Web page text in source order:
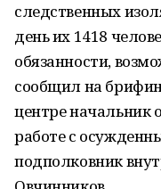
следственных
день их 1418
обязанности,
сообщил на
центре начальник
работе с
подполковник